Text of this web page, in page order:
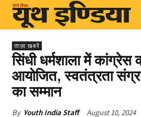
ताज़ा खबरें
सिंधी धर्मशाला में कांग्रेस
आयोजित, स्वतंत्रता
का सम्मान
By Youth India Staff August 10, 2024